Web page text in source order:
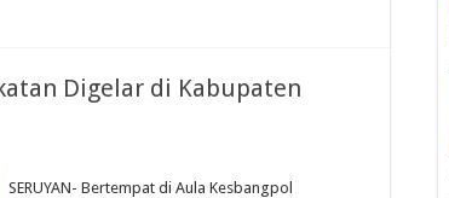
Digelar di Kabupaten
SERUYAN- Bertempat di Aula Kesbangpol